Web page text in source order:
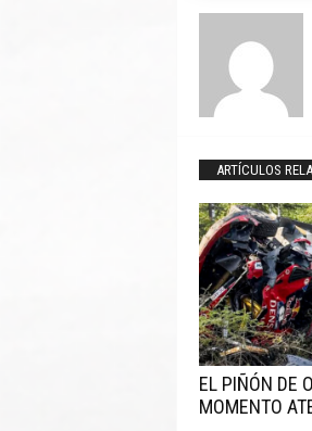
ARTÍCULOS
EL PIÑÓN DE
MOMENTO